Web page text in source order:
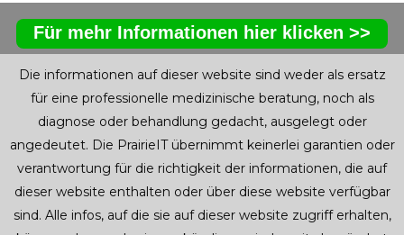
Für mehr Informationen hier klicken >>
Die informationen auf dieser website sind weder als ersatz
für eine professionelle medizinische beratung, noch als
diagnose oder behandlung gedacht, ausgelegt oder
angedeutet. Die PrairieIT übernimmt keinerlei garantien oder
verantwortung für die richtigkeit der informationen, die auf
dieser website enthalten oder über diese website verfügbar
sind. Alle infos, auf die sie auf dieser website zugriff erhalten,